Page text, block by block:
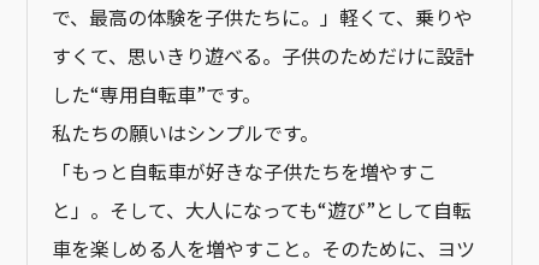
で、最高の体験を子供たちに。」軽くて、乗りや
すくて、思いきり遊べる。子供のためだけに設計
した“専用自転車”です。
私たちの願いはシンプルです。
「もっと自転車が好きな子供たちを増やすこ
と」。そして、大人になっても“遊び”として自転
車を楽しめる人を増やすこと。そのために、ヨツ